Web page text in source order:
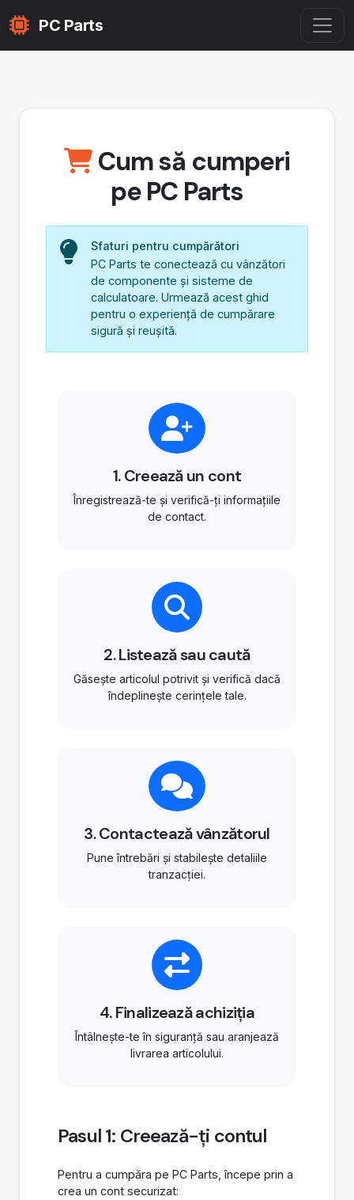
PC Parts
Cum să cumperi
pe PC Parts
Sfaturi pentru cumpărători
PC Parts te conectează cu vânzători
de componente și sisteme de
calculatoare. Urmează acest ghid
pentru o experiență de cumpărare
sigură și reușită.
1. Creează un cont
Înregistrează-te și verifică-ți informațiile
de contact.
2. Listează sau caută
Găsește articolul potrivit și verifică dacă
îndeplinește cerințele tale.
3. Contactează vânzătorul
Pune întrebări și stabilește detaliile
tranzacției.
4. Finalizează achiziția
Întâlnește-te în siguranță sau aranjează
livrarea articolului.
Pasul 1: Creează-ți contul
Pentru a cumpăra pe PC Parts, începe prin a
crea un cont securizat: